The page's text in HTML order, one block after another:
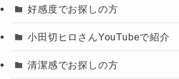
好感度でお探しの方
小田切ヒロさんYouTubeで紹介
清潔感でお探しの方